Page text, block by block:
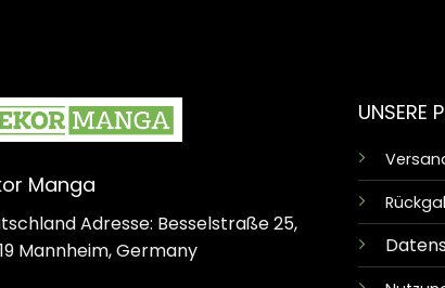
Manga
Adresse: Besselstraße 25,
Mannheim, Germany
UNSERE